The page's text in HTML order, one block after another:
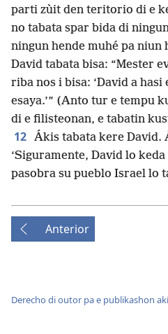
parti zùit den teritorio di e
no tabata spar bida di
ningun hende muhé pa niun
David tabata bisa: “Mester
riba nos i bisa: ‘David a hasi
esaya.’” (Anto tur e tempu
di e filisteonan, e tabatin
12 Ákis tabata kere David.
‘Siguramente, David lo
pasobra su pueblo Israel lo
Anterior
Derecho di outor pa e publikashon akí